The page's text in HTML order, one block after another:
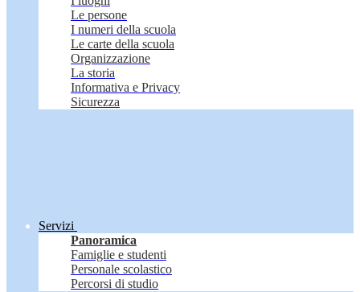
Le persone
I numeri della scuola
Le carte della scuola
Organizzazione
La storia
Informativa e Privacy
Sicurezza
Servizi
Panoramica
Famiglie e studenti
Personale scolastico
Percorsi di studio